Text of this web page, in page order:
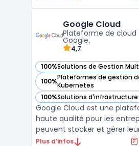
les clients peuvent accéder
multi-cloud, ...
Google Cloud
Plateforme de
Google.
4,7
100%Solutions de Gestion
— voir Google Cloud dans
100%Plateformes de gestion
Kubernetes
— voir Google Cloud dans
100%Solutions d'infrastructure
— voir Google Cloud dans
Google Cloud est une
haute qualité pour les
peuvent stocker et gérer
gestion multi-cloud permet
Plus d’infos